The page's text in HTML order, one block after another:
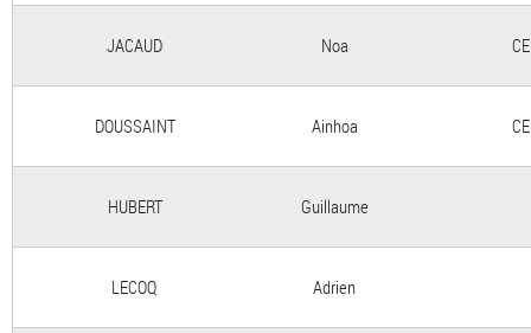
JACAUD Noa
DOUSSAINT Ainhoa
HUBERT Guillaume
LECOQ Adrien